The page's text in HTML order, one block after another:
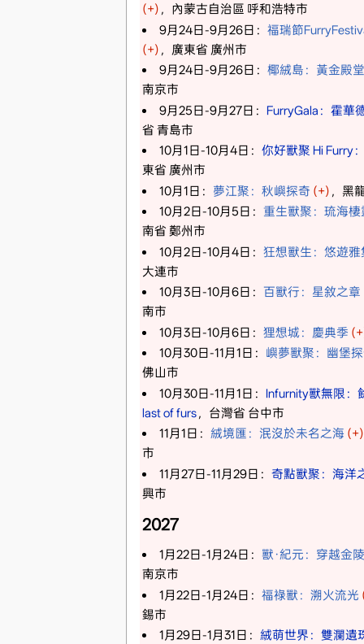
(+) ，內蒙古自治區 呼和浩特市
9月24日-9月26日： 福瑞節
(+) ，廣東省 廣州市
9月24日-9月26日： 椰絨島：黃金殿堂
南京市
9月25日-9月27日： FurryGala：霍華
省 青島市
10月1日-10月4日： 你好獸聚 Hi Furry
東省 廣州市
10月1日： 夢江聚：秋嶼探奇 (+) ，黑
10月2日-10月5日： 重生獸聚：琉海棲
南省 鄭州市
10月2日-10月4日： 狂想獸生：悠遊雅
大連市
10月3日-10月6日： 百獸行：星敘之章
南市
10月3日-10月6日： 狸想城：慶典季
10月30日-11月1日： 嶼夢獸聚：幽堡
佛山市
10月30日-11月1日： Infurnity獸無限：
last of furs，台灣省 台中市
11月1日： 絨境匯：泯沒於未名之海 (+)
市
11月27日-11月29日： 奇點獸聚：海洋
興市
2027
1月22日-1月24日： 獸·紀元：穿越金陵
南京市
1月22日-1月24日： 福祿獸：溯火流光
錫市
1月29日-1月31日： 絨萌世界：雙瀾遺